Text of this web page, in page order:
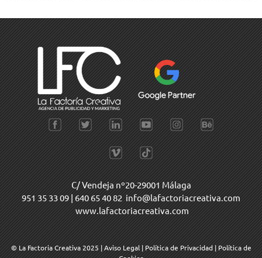
C/ Vendeja nº20-29001 Málaga
951 35 33 09 | 640 65 40 82 info@lafactoriacreativa.com
www.lafactoriacreativa.com
© La Factoria Creativa 2025 |Aviso Legal | Política de Privacidad | Política de